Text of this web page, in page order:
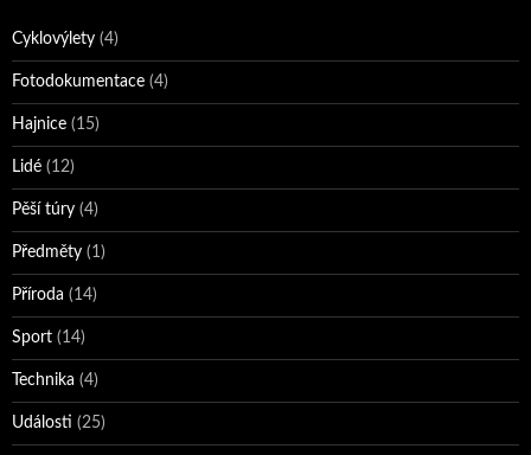
Cyklovýlety (4)
Fotodokumentace (4)
Hajnice (15)
Lidé (12)
Pěší túry (4)
Předměty (1)
Příroda (14)
Sport (14)
Technika (4)
Události (25)